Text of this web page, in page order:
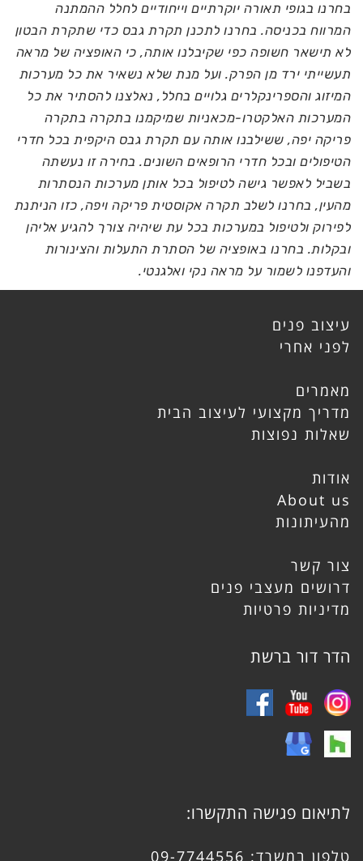
בחרנו בגופי תאורה יוקרתיים וייחודיים לחלל ההמתנה
המרווח בכניסה. בחרנו לתכנן תקרת גבס כדי שתקרת הבטון
לא תישאר חשופה כפי שקיבלנו אותה, כי האופציה של מראה
תעשייתי ירד מן הפרק. ועל מנת שלא נשאיר את כל מערכות
המיזוג והספרינקלרים גלויים בחלל, נאלצנו להסתיר את כל
המערכות האלקטרו-מכאניות שמיקמנו בתקרה בתקרה
פריקה יפה, ששילבנו אותה עם תקרת גבס היקפית בכל חדרי
הטיפולים ובכל חדרי הרופאים השונים. בחירה זו נעשתה
בשביל לאפשר גישה לטיפול בכל אותן מערכות הנסתרות
מהעין, בחרנו לשלב תקרה אקוסטית פריקה ויפה, כזו הניתנת
לפירוק ולטיפול במערכות בכל עת שיהיה צורך להגיע אליהן
ובקלות. בחרנו באופציה של הסתרת התעלות והצינורות
והעדפנו לשמור על מראה נקי ואלגנטי.
עיצוב פנים
לפני אחרי
מאמרים
מדריך מקצועי לעיצוב הבית
שאלות נפוצות
אודות
About us
מהעיתונות
צור קשר
דרושים מעצבי פנים
מדיניות פרטיות
הדר דור ברשת
לתיאום פגישה התקשרו:
טלפון במשרד: 09-7744556